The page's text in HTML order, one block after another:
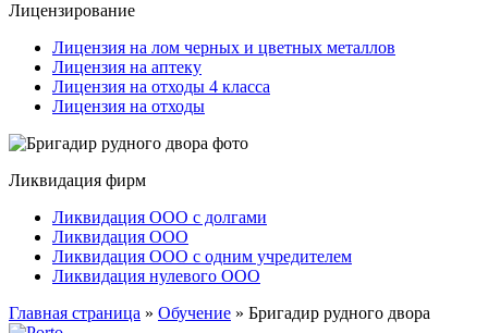
Лицензирование
Лицензия на лом черных и цветных металлов
Лицензия на аптеку
Лицензия на отходы 4 класса
Лицензия на отходы
Ликвидация фирм
Ликвидация ООО с долгами
Ликвидация ООО
Ликвидация ООО с одним учредителем
Ликвидация нулевого ООО
Главная страница » Обучение » Бригадир рудного двора